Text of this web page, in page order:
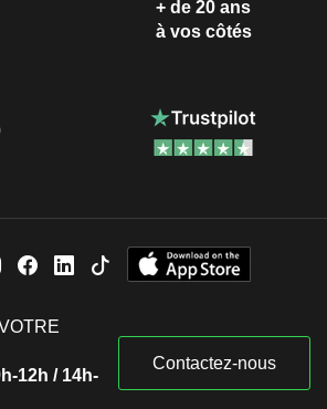
+ de 20 ans
à vos côtés
12h / 14h-
Contactez-nous